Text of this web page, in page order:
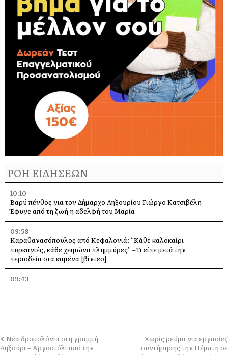
ΡΟΗ ΕΙΔΗΣΕΩΝ
10:10
Βαρύ πένθος για τον Δήμαρχο Ληξουρίου Γιώργο Κατσιβέλη –
Έφυγε από τη ζωή η αδελφή του Μαρία
09:58
Καραθανασόπουλος από Κεφαλονιά: “Κάθε καλοκαίρι
πυρκαγιές, κάθε χειμώνα πλημμύρες” –Τι είπε μετά την
περιοδεία στα καμένα [βίντεο]
09:43
Πάρος: Νεκρό 4χρονο παιδί που εντοπίστηκε σε πισίνα beach
Παγκόσμιο Κ20!
Νέα δρομολόγια στη γραμμή
Ληξούρι – Αργοστόλι από την
Χωρίς ρεύμα για εργασίες
συντήρησης την Πέμπτη σε